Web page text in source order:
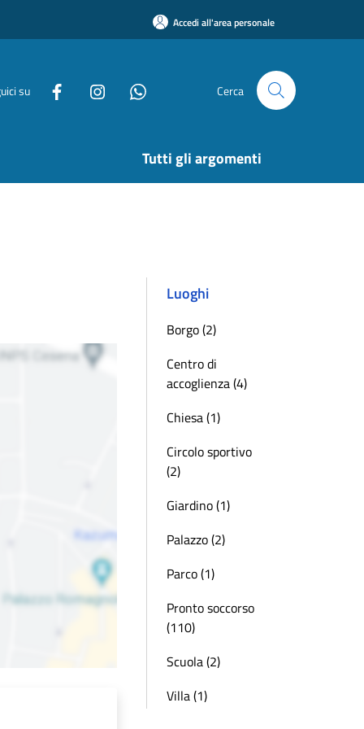
Accedi all'area personale
su Cerca
Tutti gli argomenti
Luoghi
Borgo (2)
Centro di
accoglienza (4)
Chiesa (1)
Circolo sportivo
(2)
Giardino (1)
Palazzo (2)
Parco (1)
Pronto soccorso
(110)
Scuola (2)
Villa (1)